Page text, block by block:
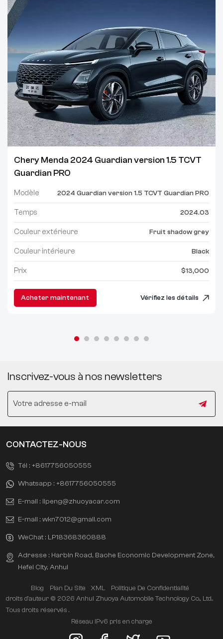
Chery Menda 2024 Guardian version 1.5 TCVT
Guardian PRO
Modèle 2024 Guardian version 1.5 TCVT Guardian PRO
Temps 2024.03
Couleur extérieure Fruit shadow grey
Couleur intérieure Black
Prix $13,000
Acheter maintenant Vérifiez les détails
Inscrivez-vous à nos newsletters
CONTACTEZ-NOUS
Tél : +8617756050555
Whatsapp : +8617756050555
E-mail : lipeng@zhuoyacar.com
E-mail : wkn7012@gmail.com
WeChat : LP18368360888
Adresse : Harbin Road, Baohe Economic Development Zone,
Hefei City, Anhui
Blog Plan Du Site XML
Politique De Confidentialité
droits d'auteur © 2026 Anhui Zhuoya Automobile Technology Co., Ltd..
Tous droits réservés .
Réseau IPv6 pris en charge